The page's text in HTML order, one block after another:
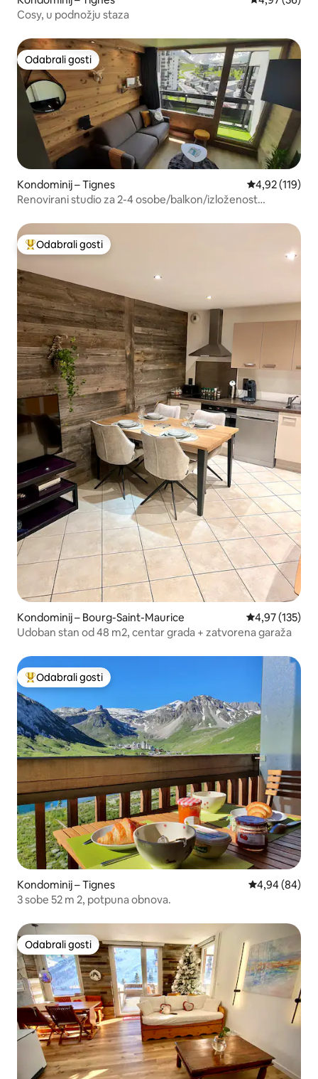
Cosy, u podnožju staza
Odabrali gosti
Odabrali gosti
Kondominij – Tignes Prosječna
4,92 (119)
Renovirani studio za 2-4 osobe/balkon/izloženost
Među najviše rangiranima s oznakom „Odabrali gosti”
Odabrali gosti
Kondominij – Bourg-Saint-Maurice Prosječna
4,97 (135)
Udoban stan od 48 m2, centar grada + zatvorena garaža
Među najviše rangiranima s oznakom „Odabrali gosti”
Odabrali gosti
Kondominij – Tignes Prosječna
4,94 (84)
3 sobe 52 m 2, potpuna obnova.
Odabrali gosti
Odabrali gosti